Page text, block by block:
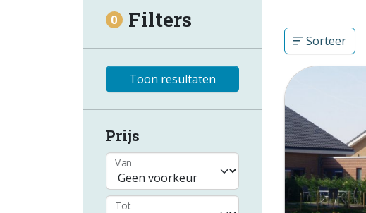
0 Filters
Toon resultaten
Prijs
Van
Tot
Sorteer